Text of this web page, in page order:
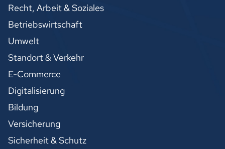
Recht, Arbeit & Soziales
Betriebswirtschaft
Umwelt
Standort & Verkehr
E-Commerce
Digitalisierung
Bildung
Versicherung
Sicherheit & Schutz